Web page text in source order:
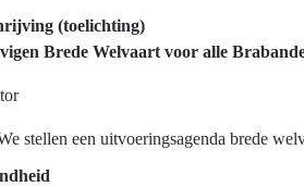
(toelichting)
Brede Welvaart voor alle
stellen een uitvoeringsagenda brede